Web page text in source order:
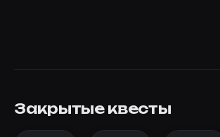
Закрытые квесты
Закрыт Закрыт